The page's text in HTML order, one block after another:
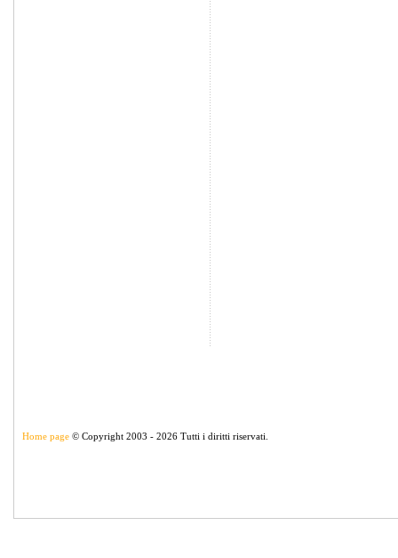
Home page © Copyright 2003 - 2026 Tutti i diritti riservati.